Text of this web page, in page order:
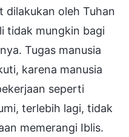
dilakukan oleh Tuhan
tidak mungkin bagi
Tugas manusia
karena manusia
seperti
terlebih lagi, tidak
memerangi Iblis.